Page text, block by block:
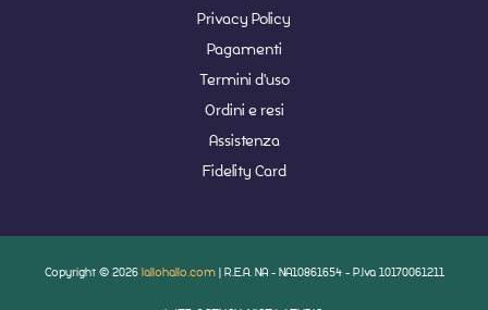
Privacy Policy
Pagamenti
Termini d'uso
Ordini e resi
Assistenza
Fidelity Card
Copyright © 2026 lallohallo.com | R.E.A. NA - NA10861654 - P.Iva 10170061211